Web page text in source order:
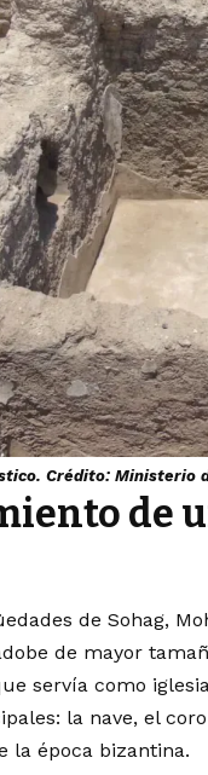
Crédito: Ministerio
de
de Sohag,
de mayor
servía como
la nave, el
la época bizantina.